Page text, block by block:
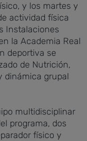
y los martes y
actividad física
Instalaciones
la Academia Real
deportiva se
de Nutrición,
dinámica grupal
multidisciplinar
programa, dos
físico y